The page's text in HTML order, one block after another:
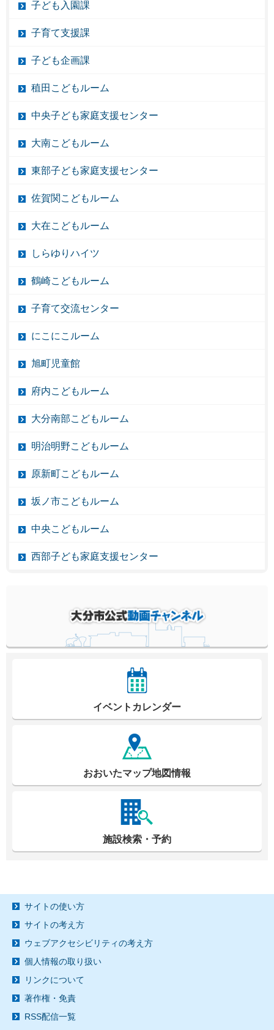
子ども入園課
子育て支援課
子ども企画課
稙田こどもルーム
中央子ども家庭支援センター
大南こどもルーム
東部子ども家庭支援センター
佐賀関こどもルーム
大在こどもルーム
しらゆりハイツ
鶴崎こどもルーム
子育て交流センター
にこにこルーム
旭町児童館
府内こどもルーム
大分南部こどもルーム
明治明野こどもルーム
原新町こどもルーム
坂ノ市こどもルーム
中央こどもルーム
西部子ども家庭支援センター
イベントカレンダー
おおいたマップ地図情報
施設検索・予約
サイトの使い方
サイトの考え方
ウェブアクセシビリティの考え方
個人情報の取り扱い
リンクについて
著作権・免責
RSS配信一覧